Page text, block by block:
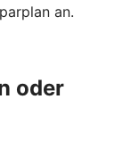
an.
oder